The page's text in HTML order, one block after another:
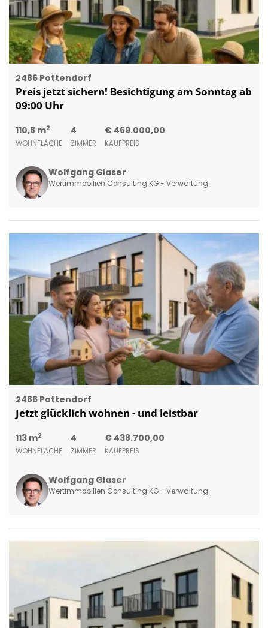
2486 Pottendorf
Preis jetzt sichern! Besichtigung am Sonntag ab
09:00 Uhr
110,8 m2
WOHNFLÄCHE
4
ZIMMER
€ 469.000,00
KAUFPREIS
Wolfgang Glaser
Wertimmobilien Consulting KG - Verwaltung
2486 Pottendorf
Jetzt glücklich wohnen - und leistbar
113 m2
WOHNFLÄCHE
4
ZIMMER
€ 438.700,00
KAUFPREIS
Wolfgang Glaser
Wertimmobilien Consulting KG - Verwaltung